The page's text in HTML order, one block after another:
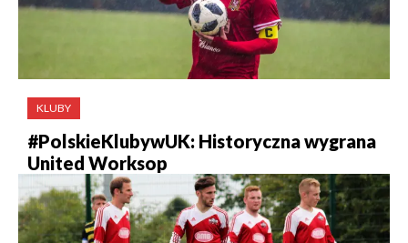
KLUBY
#PolskieKlubywUK: Historyczna wygrana
United Worksop